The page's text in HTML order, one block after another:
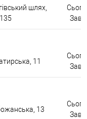
шлях,
135
11
13